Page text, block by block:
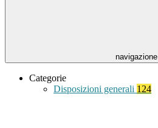
navigazione
Categorie
Disposizioni generali 124